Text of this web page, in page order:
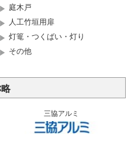
庭木戸
人工竹垣用扉
灯篭・つくばい・灯り
その他
三協アルミ